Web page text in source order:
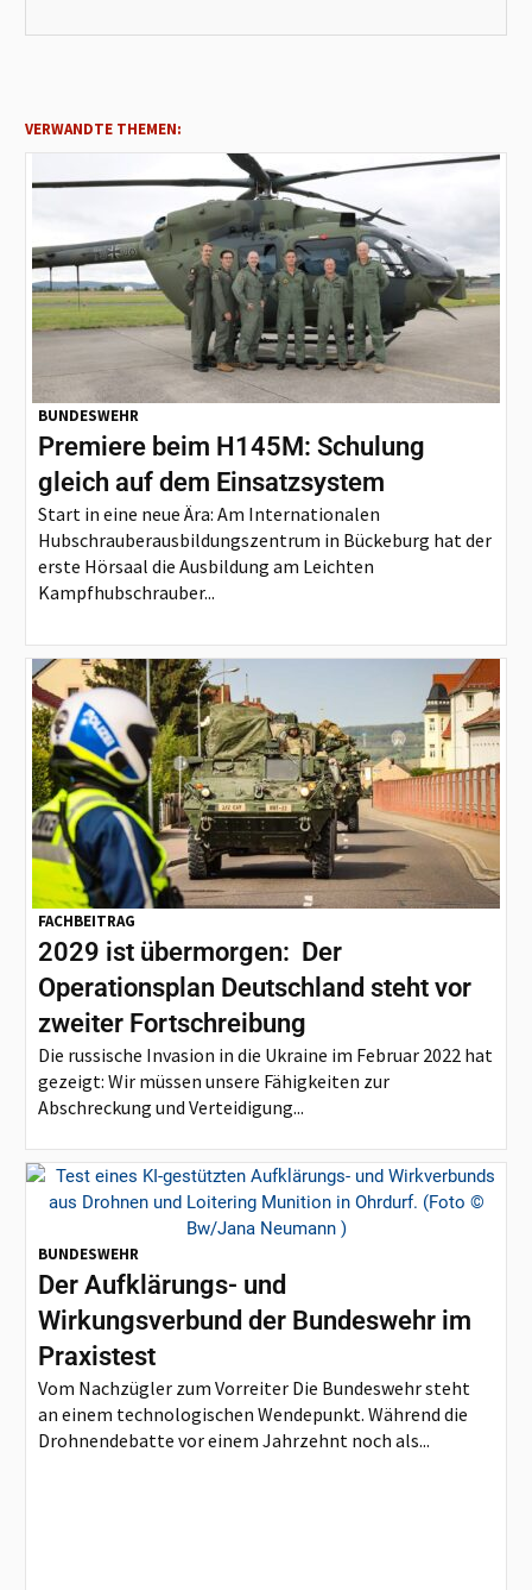
VERWANDTE THEMEN:
BUNDESWEHR
Premiere beim H145M: Schulung
gleich auf dem Einsatzsystem
Start in eine neue Ära: Am Internationalen
Hubschrauberausbildungszentrum in Bückeburg hat der
erste Hörsaal die Ausbildung am Leichten
Kampfhubschrauber...
FACHBEITRAG
2029 ist übermorgen: Der
Operationsplan Deutschland steht vor
zweiter Fortschreibung
Die russische Invasion in die Ukraine im Februar 2022 hat
gezeigt: Wir müssen unsere Fähigkeiten zur
Abschreckung und Verteidigung...
BUNDESWEHR
Der Aufklärungs- und
Wirkungsverbund der Bundeswehr im
Praxistest
Vom Nachzügler zum Vorreiter Die Bundeswehr steht
an einem technologischen Wendepunkt. Während die
Drohnendebatte vor einem Jahrzehnt noch als...